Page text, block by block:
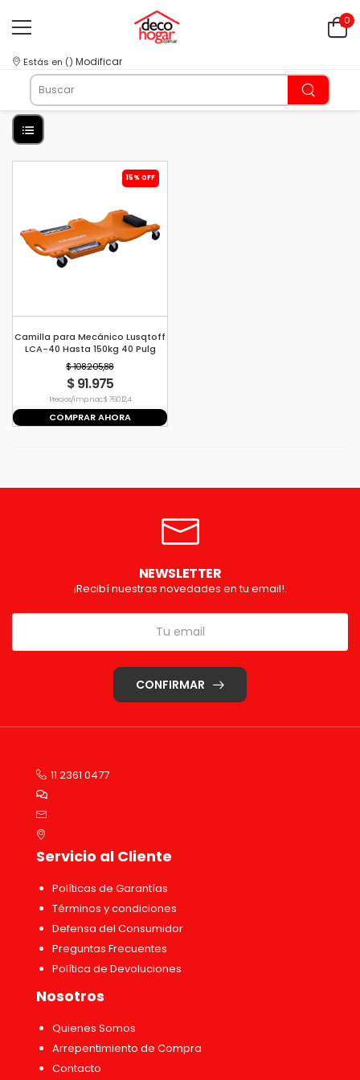
0
Estás en () Modificar
15% OFF
Camilla para Mecánico Lusqtoff
LCA-40 Hasta 150kg 40 Pulg
$ 108.205,88
$ 91.975
Precio s/imp. nac. $ 76.012,4
COMPRAR AHORA
NEWSLETTER
¡Recibí nuestras novedades en tu email!.
CONFIRMAR
11 2361 0477
Servicio al Cliente
Políticas de Garantías
Términos y condiciones
Defensa del Consumidor
Preguntas Frecuentes
Política de Devoluciones
Nosotros
Quienes Somos
Arrepentimiento de Compra
Contacto